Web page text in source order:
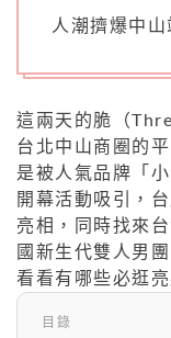
人潮擠爆中
這兩天的脆（
台北中山商圈的
是被人氣品牌「
開幕活動吸引，
亮相，同時找來
國新生代雙人男
看看有哪些必逛亮
目錄